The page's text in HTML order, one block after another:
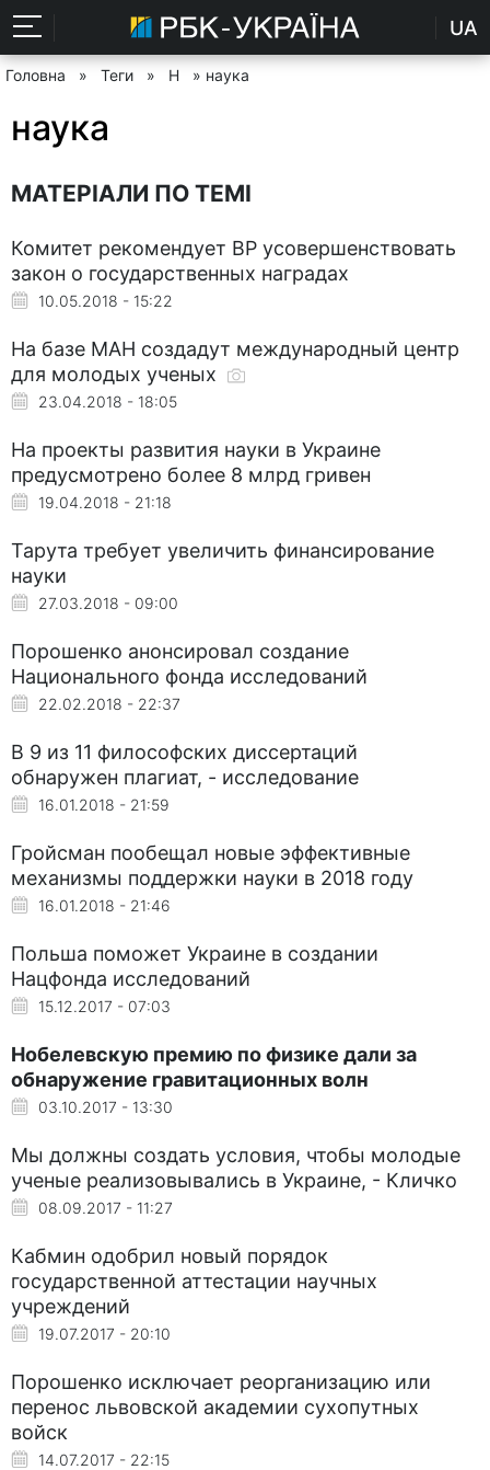
UA
Головна » Теги » Н » наука
наука
МАТЕРІАЛИ ПО ТЕМІ
Комитет рекомендует ВР усовершенствовать
закон о государственных наградах
10.05.2018 - 15:22
На базе МАН создадут международный центр
для молодых ученых
23.04.2018 - 18:05
На проекты развития науки в Украине
предусмотрено более 8 млрд гривен
19.04.2018 - 21:18
Тарута требует увеличить финансирование
науки
27.03.2018 - 09:00
Порошенко анонсировал создание
Национального фонда исследований
22.02.2018 - 22:37
В 9 из 11 философских диссертаций
обнаружен плагиат, - исследование
16.01.2018 - 21:59
Гройсман пообещал новые эффективные
механизмы поддержки науки в 2018 году
16.01.2018 - 21:46
Польша поможет Украине в создании
Нацфонда исследований
15.12.2017 - 07:03
Нобелевскую премию по физике дали за
обнаружение гравитационных волн
03.10.2017 - 13:30
Мы должны создать условия, чтобы молодые
ученые реализовывались в Украине, - Кличко
08.09.2017 - 11:27
Кабмин одобрил новый порядок
государственной аттестации научных
учреждений
19.07.2017 - 20:10
Порошенко исключает реорганизацию или
перенос львовской академии сухопутных
войск
14.07.2017 - 22:15